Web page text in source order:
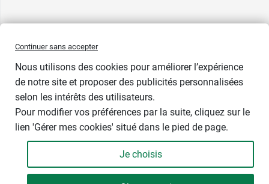
Couleur
- +
Continuer sans accepter
Nous utilisons des cookies pour améliorer l’expérience
de notre site et proposer des publicités personnalisées
selon les intérêts des utilisateurs.
Pour modifier vos préférences par la suite, cliquez sur le
lien 'Gérer mes cookies' situé dans le pied de page.
Je choisis